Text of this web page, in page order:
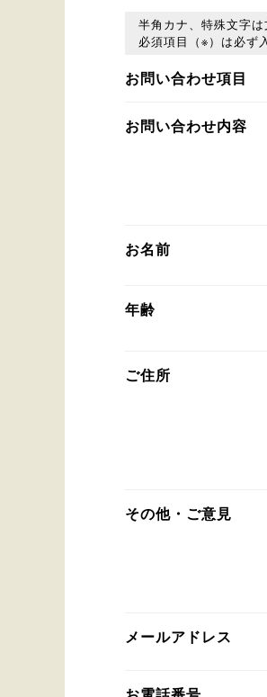
半角カナ、特殊文字
必須項目（※）は必ず
お問い合わせ項目
お問い合わせ内容
お名前
年齢
ご住所
その他・ご意見
メールアドレス